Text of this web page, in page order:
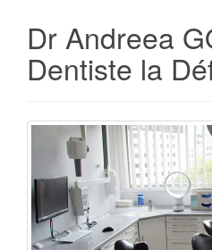
Dr Andreea
Dentiste la